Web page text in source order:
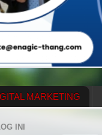
MARKETING
INI